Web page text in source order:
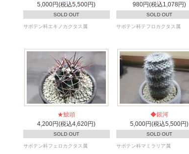
5,000円(税込5,500円)
SOLD OUT
サボテン科エキノカクタス属
980円(税込1,078円)
SOLD OUT
サボテン科テフロカクタス属
★鯱頭
4,200円(税込4,620円)
SOLD OUT
サボテン科フェロカクタス属
◆銀河
5,000円(税込5,500円)
SOLD OUT
サボテン科マミラリア属